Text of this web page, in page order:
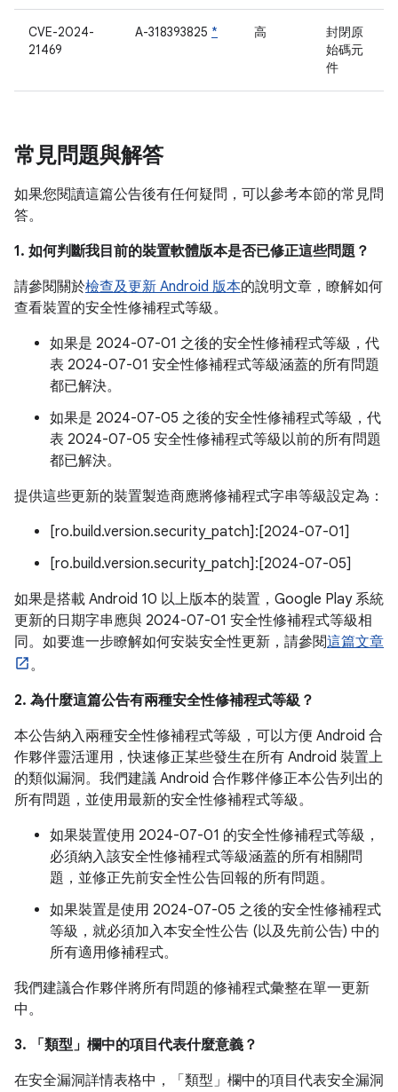
CVE-2024-
21469
A-318393825 * 高
封閉原
始碼元
件
常見問題與解答
如果您閱讀這篇公告後有任何疑問，可以參考本節的常見問
答。
1. 如何判斷我目前的裝置軟體版本是否已修正這些問題？
請參閱關於檢查及更新 Android 版本的說明文章，瞭解如何
查看裝置的安全性修補程式等級。
如果是 2024-07-01 之後的安全性修補程式等級，代
表 2024-07-01 安全性修補程式等級涵蓋的所有問題
都已解決。
如果是 2024-07-05 之後的安全性修補程式等級，代
表 2024-07-05 安全性修補程式等級以前的所有問題
都已解決。
提供這些更新的裝置製造商應將修補程式字串等級設定為：
[ro.build.version.security_patch]:[2024-07-01]
[ro.build.version.security_patch]:[2024-07-05]
如果是搭載 Android 10 以上版本的裝置，Google Play 系統
更新的日期字串應與 2024-07-01 安全性修補程式等級相
同。如要進一步瞭解如何安裝安全性更新，請參閱這篇文章
。
2. 為什麼這篇公告有兩種安全性修補程式等級？
本公告納入兩種安全性修補程式等級，可以方便 Android 合
作夥伴靈活運用，快速修正某些發生在所有 Android 裝置上
的類似漏洞。我們建議 Android 合作夥伴修正本公告列出的
所有問題，並使用最新的安全性修補程式等級。
如果裝置使用 2024-07-01 的安全性修補程式等級，
必須納入該安全性修補程式等級涵蓋的所有相關問
題，並修正先前安全性公告回報的所有問題。
如果裝置是使用 2024-07-05 之後的安全性修補程式
等級，就必須加入本安全性公告 (以及先前公告) 中的
所有適用修補程式。
我們建議合作夥伴將所有問題的修補程式彙整在單一更新
中。
3. 「類型」 欄中的項目代表什麼意義？
在安全漏洞詳情表格中，「類型」 欄中的項目代表安全漏洞